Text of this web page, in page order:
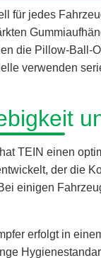
für jedes
die Pillow-Ball-
verwenden
TEIN einen
der die
einigen
erfolgt in